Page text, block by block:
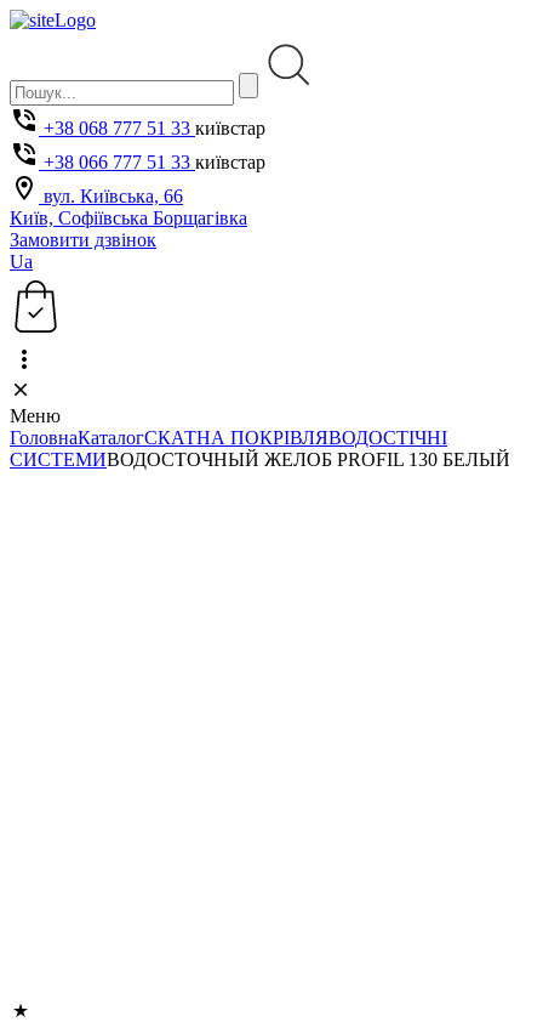
+38 068 777 51 33 київстар
+38 066 777 51 33 київстар
вул. Київська, 66
Київ, Софіївська Борщагівка
Замовити дзвінок
Ua
Меню
ГоловнаКаталогСКАТНА ПОКРІВЛЯВОДОСТІЧНІ
СИСТЕМИВОДОСТОЧНЫЙ ЖЕЛОБ PROFIL 130 БЕЛЫЙ